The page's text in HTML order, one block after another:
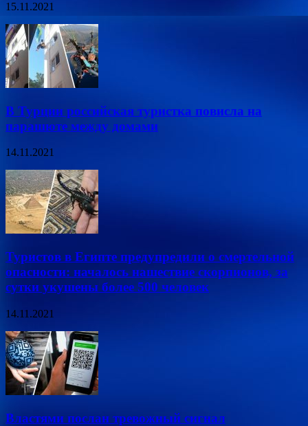
15.11.2021
В Турции российская туристка повисла на
парашюте между домами
14.11.2021
Туристов в Египте предупредили о смертельной
опасности: началось нашествие скорпионов, за
сутки укушены более 500 человек
14.11.2021
Властями послан тревожный сигнал